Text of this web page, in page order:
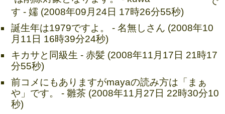
す - 嬬 (2008年09月24日 17時26分55秒)
誕生年は1979ですよ。 - 名無しさん (2008年10
月11日 16時39分24秒)
キカサと同級生 - 赤髪 (2008年11月17日 21時17
分55秒)
前コメにもありますがmayaの読み方は「まぁ
や」です。 - 雛茶 (2008年11月27日 22時30分10
秒)